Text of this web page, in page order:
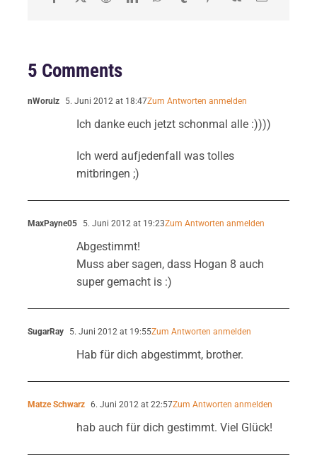
5 Comments
nWorulz 5. Juni 2012 at 18:47Zum Antworten anmelden
Ich danke euch jetzt schonmal alle :))))
Ich werd aufjedenfall was tolles
mitbringen ;)
MaxPayne05 5. Juni 2012 at 19:23Zum Antworten anmelden
Abgestimmt!
Muss aber sagen, dass Hogan 8 auch
super gemacht is :)
SugarRay 5. Juni 2012 at 19:55Zum Antworten anmelden
Hab für dich abgestimmt, brother.
Matze Schwarz 6. Juni 2012 at 22:57Zum Antworten anmelden
hab auch für dich gestimmt. Viel Glück!